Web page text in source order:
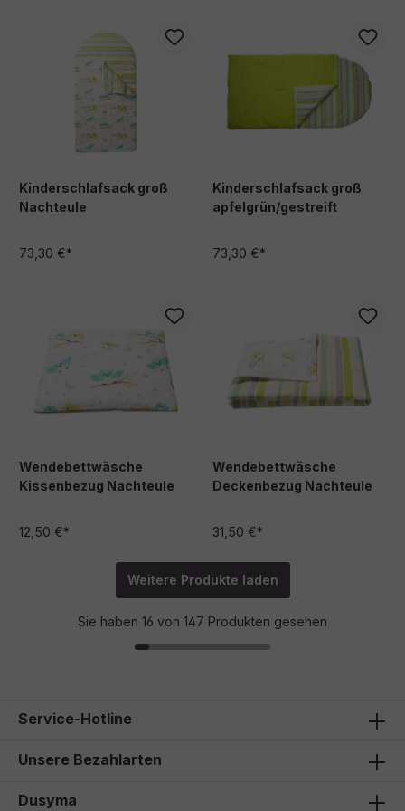
Kinderschlafsack groß
Nachteule
73,30 €*
Kinderschlafsack groß
apfelgrün/gestreift
73,30 €*
Wendebettwäsche
Kissenbezug Nachteule
12,50 €*
Wendebettwäsche
Deckenbezug Nachteule
31,50 €*
Weitere Produkte laden
Sie haben 16 von 147 Produkten gesehen
Service-Hotline
Unsere Bezahlarten
Dusyma